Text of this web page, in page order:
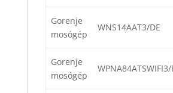
Gorenje
mosógép
WNS14AAT3/DE
Gorenje
mosógép
WPNA84ATSWIFI3/